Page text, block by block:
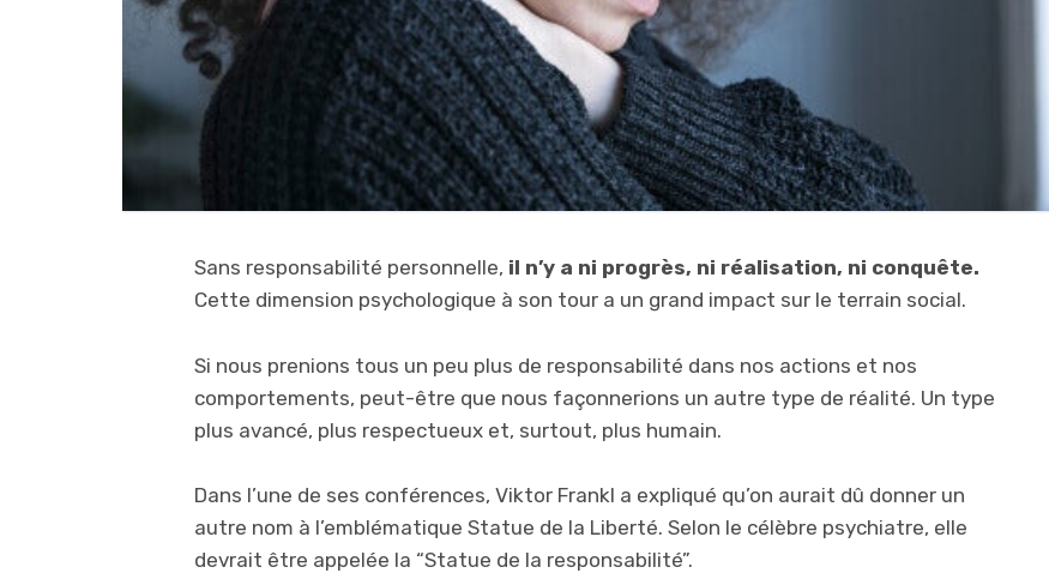
Sans responsabilité personnelle, il n’y a ni progrès, ni réalisation, ni conquête.
Cette dimension psychologique à son tour a un grand impact sur le terrain social.
Si nous prenions tous un peu plus de responsabilité dans nos actions et nos
comportements, peut-être que nous façonnerions un autre type de réalité. Un type
plus avancé, plus respectueux et, surtout, plus humain.
Dans l’une de ses conférences, Viktor Frankl a expliqué qu’on aurait dû donner un
autre nom à l’emblématique Statue de la Liberté. Selon le célèbre psychiatre, elle
devrait être appelée la “Statue de la responsabilité”.